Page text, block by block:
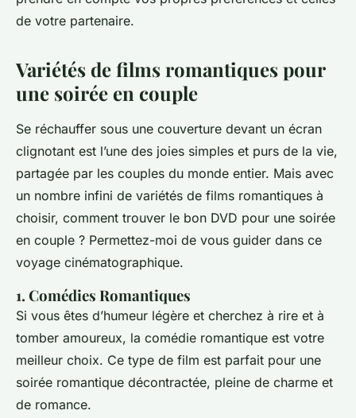
de votre partenaire.
Variétés de films romantiques pour
une soirée en couple
Se réchauffer sous une couverture devant un écran
clignotant est l’une des joies simples et purs de la vie,
partagée par les couples du monde entier. Mais avec
un nombre infini de variétés de films romantiques à
choisir, comment trouver le bon DVD pour une soirée
en couple ? Permettez-moi de vous guider dans ce
voyage cinématographique.
1. Comédies Romantiques
Si vous êtes d’humeur légère et cherchez à rire et à
tomber amoureux, la comédie romantique est votre
meilleur choix. Ce type de film est parfait pour une
soirée romantique décontractée, pleine de charme et
de romance.